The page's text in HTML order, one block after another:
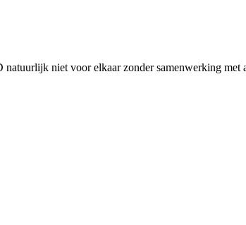
niet voor elkaar zonder samenwerking met